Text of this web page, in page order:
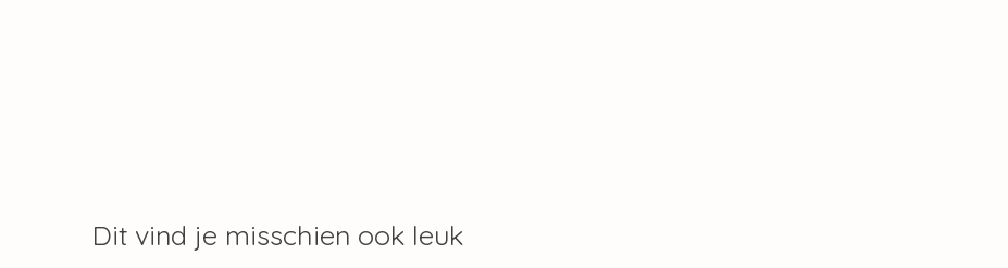
Dit vind je misschien ook leuk